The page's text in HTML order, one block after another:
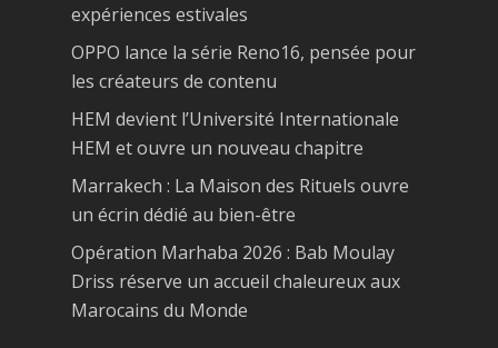
expériences estivales
OPPO lance la série Reno16, pensée pour
les créateurs de contenu
HEM devient l’Université Internationale
HEM et ouvre un nouveau chapitre
Marrakech : La Maison des Rituels ouvre
un écrin dédié au bien-être
Opération Marhaba 2026 : Bab Moulay
Driss réserve un accueil chaleureux aux
Marocains du Monde